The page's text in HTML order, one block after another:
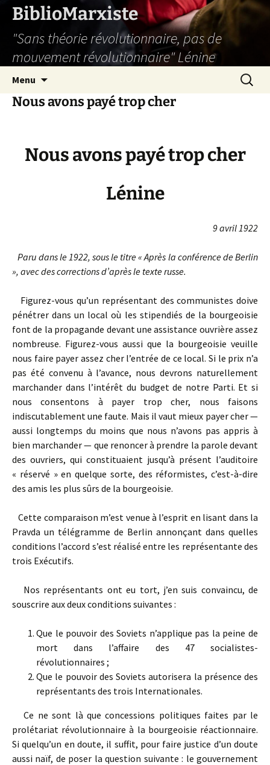
Aller
contenu
BiblioMarxiste
"Sans théorie révolutionnaire, pas de
mouvement révolutionnaire" Lénine
Menu
Nous avons payé trop cher
Nous avons payé trop cher
Lénine
9 avril 1922
Paru dans le 1922, sous le titre « Après la conférence de Berlin
», avec des corrections d’après le texte russe.
Figurez-vous qu’un représentant des communistes doive
pénétrer dans un local où les stipendiés de la bourgeoisie
font de la propagande devant une assistance ouvrière assez
nombreuse. Figurez-vous aussi que la bourgeoisie veuille
nous faire payer assez cher l’entrée de ce local. Si le prix n’a
pas été convenu à l’avance, nous devrons naturellement
marchander dans l’intérêt du budget de notre Parti. Et si
nous consentons à payer trop cher, nous faisons
indiscutablement une faute. Mais il vaut mieux payer cher —
aussi longtemps du moins que nous n’avons pas appris à
bien marchander — que renoncer à prendre la parole devant
des ouvriers, qui constituaient jusqu’à présent l’auditoire
« réservé » en quelque sorte, des réformistes, c’est-à-dire
des amis les plus sûrs de la bourgeoisie.
Cette comparaison m’est venue à l’esprit en lisant dans la
Pravda un télégramme de Berlin annonçant dans quelles
conditions l’accord s’est réalisé entre les représentante des
trois Exécutifs.
Nos représentants ont eu tort, j’en suis convaincu, de
souscrire aux deux conditions suivantes :
Que le pouvoir des Soviets n’applique pas la peine de
mort dans l’affaire des 47 socialistes-
révolutionnaires ;
Que le pouvoir des Soviets autorisera la présence des
représentants des trois Internationales.
Ce ne sont là que concessions politiques faites par le
prolétariat révolutionnaire à la bourgeoisie réactionnaire.
Si quelqu’un en doute, il suffit, pour faire justice d’un doute
aussi naïf, de poser la question suivante : le gouvernement